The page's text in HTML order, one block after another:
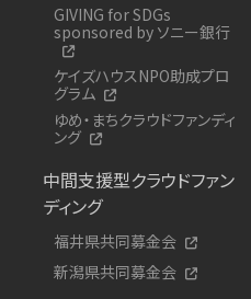
GIVING for SDGs
sponsored by ソニー銀行
ケイズハウスNPO助成プロ
グラム
ゆめ・まちクラウドファンディ
ング
中間支援型クラウドファン
ディング
福井県共同募金会
新潟県共同募金会